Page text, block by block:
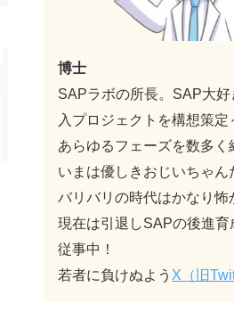
博士
SAPラボの所長。SAP大
入プロジェクトを構想策
あらゆるフェーズを数多く
いまは優しきおじいちゃん
バリバリの時代はかなり怖
現在は引退しSAPの後進育
従事中！
若者に負けぬよう X（旧